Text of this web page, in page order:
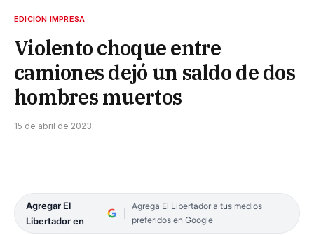
EDICIÓN IMPRESA
Violento choque entre
camiones dejó un saldo de dos
hombres muertos
15 de abril de 2023
Agregar El
Libertador en
Agrega El Libertador a tus medios
preferidos en Google